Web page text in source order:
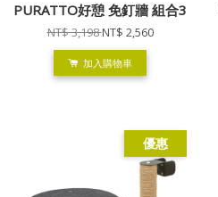
PURATTO好憩 免釘牆 組合3
NT$ 3,198NT$ 2,560
加入購物車
優惠